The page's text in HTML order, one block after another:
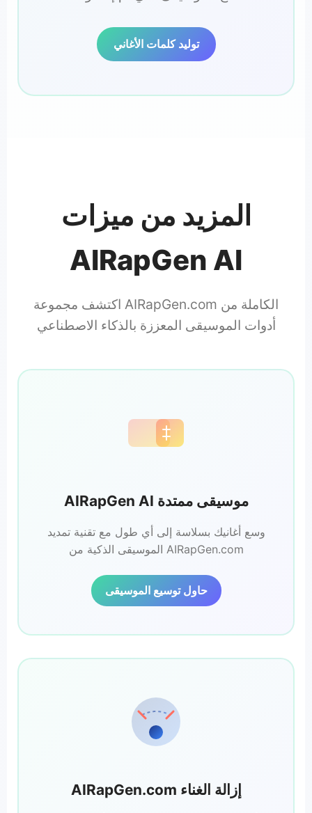
توليد كلمات الأغاني
المزيد من ميزات
AIRapGen AI
اكتشف مجموعة AIRapGen.com الكاملة من
أدوات الموسيقى المعززة بالذكاء الاصطناعي
AIRapGen AI موسيقى ممتدة
وسع أغانيك بسلاسة إلى أي طول مع تقنية تمديد
الموسيقى الذكية من AIRapGen.com
حاول توسيع الموسيقى
AIRapGen.com إزالة الغناء